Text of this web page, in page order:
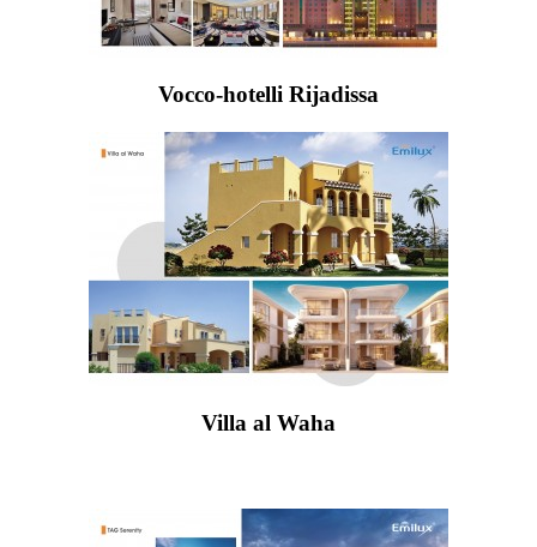
Vocco-hotelli Rijadissa
Villa al Waha